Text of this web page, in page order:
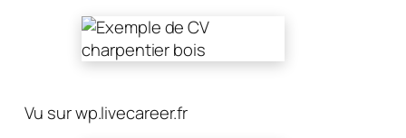
Vu sur wp.livecareer.fr